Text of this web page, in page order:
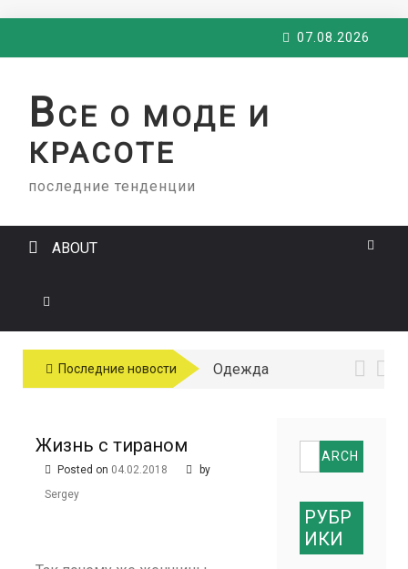
07.08.2026
ВСЕ О МОДЕ И
КРАСОТЕ
последние тенденции
ABOUT
Последние новости
Одежда
Жизнь с тираном
Posted on 04.02.2018
by
Sergey
Search
for:
РУБР
ИКИ